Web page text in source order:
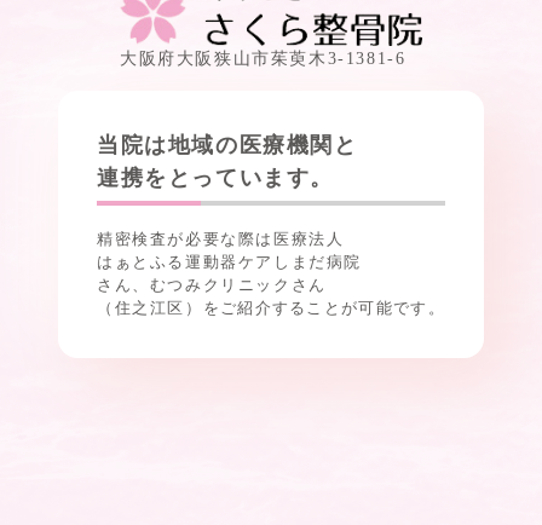
大阪府大阪狭山市茱萸木3-1381-6
当院は地域の医療機関と
連携をとっています。
精密検査が必要な際は医療法人
はぁとふる運動器ケアしまだ病院
さん、むつみクリニックさん
（住之江区） をご紹介することが可能です。